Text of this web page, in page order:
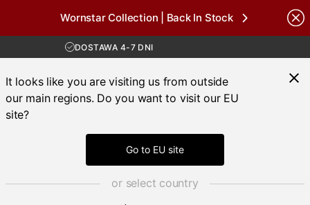
Wornstar Collection | Back In Stock
DARMOWA WYSYŁKA POWYŻEJ 450 ZŁ
DOSTAWA 4-7 DNI
DARMOWA WYSYŁKA POWYŻEJ 450 ZŁ
It looks like you are visiting us from outside
our main regions. Do you want to visit our EU
site?
Go to EU site
or select country